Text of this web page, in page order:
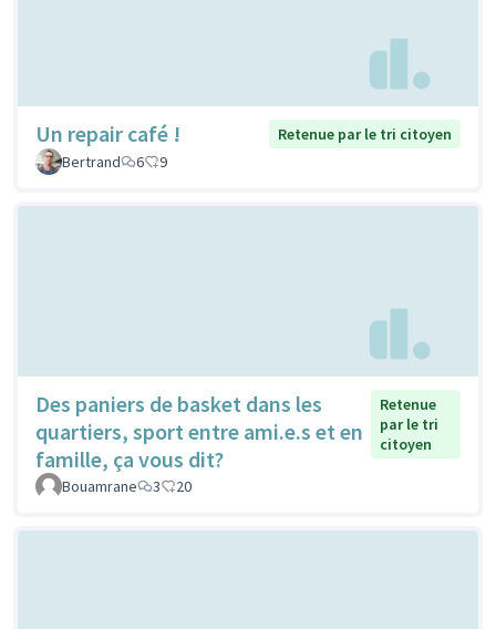
Un repair café !
Retenue par le tri citoyen
Bertrand
6 9
Des paniers de basket dans les
quartiers, sport entre ami.e.s et en
famille, ça vous dit?
Retenue
par le tri
citoyen
Bouamrane 3 20